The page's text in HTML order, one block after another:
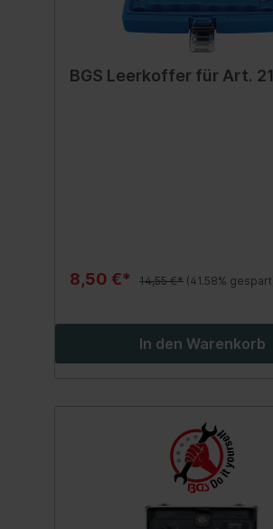
BGS Leerkoffer für Art.
8,50 €* 14,55 €* (41.58%
In den Warenkorb